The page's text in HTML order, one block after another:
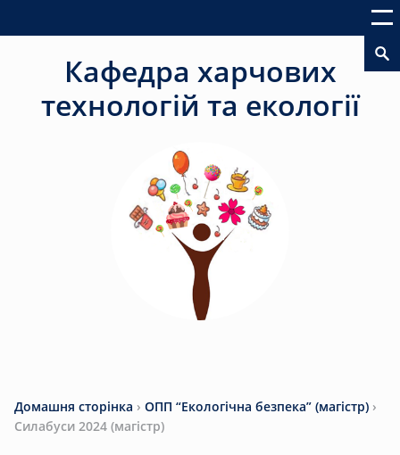
Кафедра харчових
технологій та екології
Домашня сторінка › ОПП “Екологічна безпека” (магістр) ›
Силабуси 2024 (магістр)